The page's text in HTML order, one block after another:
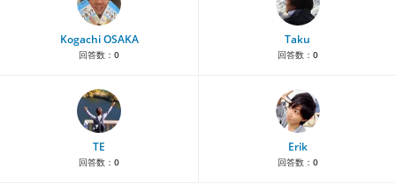
Kogachi OSAKA
回答数： 0
Taku
回答数： 0
TE
回答数： 0
Erik
回答数： 0